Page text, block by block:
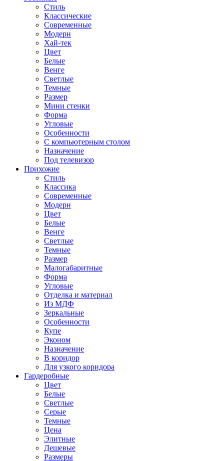
Стиль
Классические
Современные
Модерн
Хай-тек
Цвет
Белые
Венге
Светлые
Темные
Размер
Мини стенки
Форма
Угловые
Особенности
С компьютерным столом
Назначение
Под телевизор
Прихожие
Стиль
Классика
Современные
Модерн
Цвет
Белые
Венге
Светлые
Темные
Размер
Малогабаритные
Форма
Угловые
Отделка и материал
Из МДФ
Зеркальные
Особенности
Купе
Эконом
Назначение
В коридор
Для узкого коридора
Гардеробные
Цвет
Белые
Светлые
Серые
Темные
Цена
Элитные
Дешевые
Размеры